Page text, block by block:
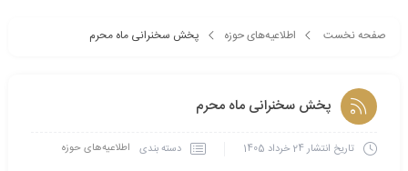
صفحه نخست اطلاعیه‌های حوزه پخش سخنرانی ماه محرم
پخش سخنرانی ماه محرم
تاریخ انتشار24 خرداد 1405 دسته بندی اطلاعیه‌های حوزه